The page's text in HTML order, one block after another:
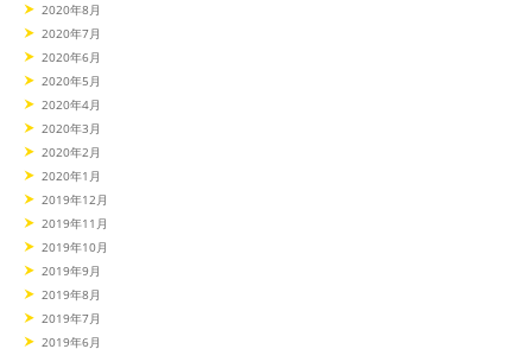
2020年8月
2020年7月
2020年6月
2020年5月
2020年4月
2020年3月
2020年2月
2020年1月
2019年12月
2019年11月
2019年10月
2019年9月
2019年8月
2019年7月
2019年6月